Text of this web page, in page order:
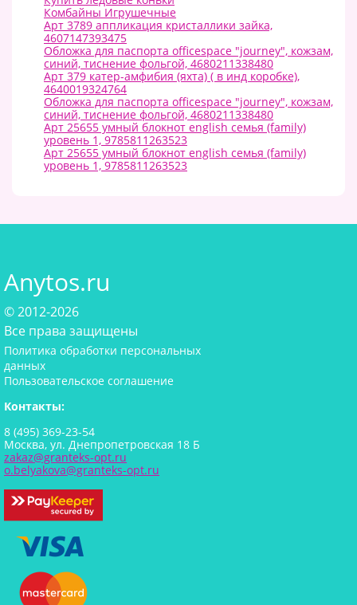
Комбайны Игрушечные
Арт 3789 аппликация кристаллики зайка,
4607147393475
Обложка для паспорта officespace "journey", кожзам,
синий, тиснение фольгой, 4680211338480
Арт 379 катер-амфибия (яхта) ( в инд коробке),
4640019324764
Обложка для паспорта officespace "journey", кожзам,
синий, тиснение фольгой, 4680211338480
Арт 25655 умный блокнот english семья (family)
уровень 1, 9785811263523
Арт 25655 умный блокнот english семья (family)
уровень 1, 9785811263523
Anytos.ru
© 2012-2026
Все права защищены
Политика обработки персональных
данных
Пользовательское соглашение
Контакты:
8 (495) 369-23-54
Москва, ул. Днепропетровская 18 Б
zakaz@granteks-opt.ru
o.belyakova@granteks-opt.ru